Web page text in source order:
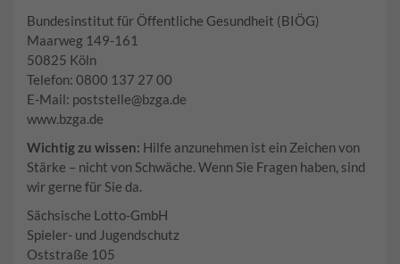
Bundesinstitut für Öffentliche Gesundheit (BIÖG)
Maarweg 149-161
50825 Köln
Telefon: 0800 137 27 00
E-Mail: poststelle@bzga.de
www.bzga.de
Wichtig zu wissen: Hilfe anzunehmen ist ein Zeichen von
Stärke – nicht von Schwäche. Wenn Sie Fragen haben, sind
wir gerne für Sie da.
Sächsische Lotto-GmbH
Spieler- und Jugendschutz
Oststraße 105